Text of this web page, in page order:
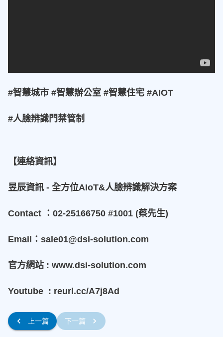
#智慧城市 #智慧辦公室 #智慧住宅 #AIOT
#人臉辨識門禁管制
【連絡資訊】
昱辰資訊 - 全方位AIoT&人臉辨識解決方案
Contact ：02-25166750 #1001 (蔡先生)
Email：sale01@dsi-solution.com
官方網站 : www.dsi-solution.com
Youtube : reurl.cc/A7j8Ad
上一篇 下一篇